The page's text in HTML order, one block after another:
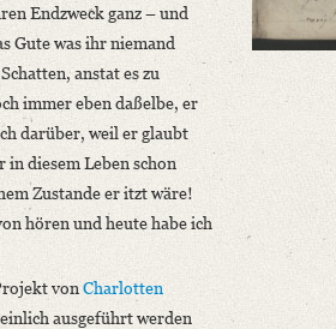
Endzweck ganz – und
Gute was ihr niemand
anstat es zu
immer eben daßelbe, er
darüber, weil er glaubt
in diesem Leben schon
Zustande er itzt wäre!
hören und heute habe ich
von Charlotten
ausgeführt werden